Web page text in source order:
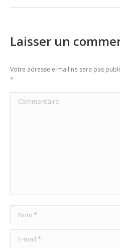
Laisser un
Votre adresse e-mail ne sera pas
*
Commentaire
Nom *
E-mail *